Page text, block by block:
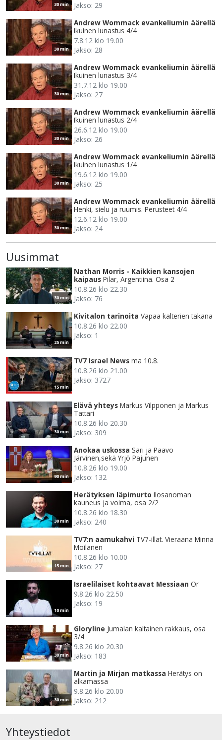
30 min
Jakso: 29
30 min
Andrew Wommack evankeliumin äärellä
Ikuinen lunastus 4/4
7.8.12 klo 19.00
Jakso: 28
30 min
Andrew Wommack evankeliumin äärellä
Ikuinen lunastus 3/4
31.7.12 klo 19.00
Jakso: 27
30 min
Andrew Wommack evankeliumin äärellä
Ikuinen lunastus 2/4
26.6.12 klo 19.00
Jakso: 26
30 min
Andrew Wommack evankeliumin äärellä
Ikuinen lunastus 1/4
19.6.12 klo 19.00
Jakso: 25
30 min
Andrew Wommack evankeliumin äärellä
Henki, sielu ja ruumis. Perusteet 4/4
12.6.12 klo 19.00
Jakso: 24
Uusimmat
30 min
Nathan Morris - Kaikkien kansojen
kaipaus Pilar, Argentiina. Osa 2
10.8.26 klo 22.30
Jakso: 76
25 min
Kivitalon tarinoita Vapaa kalterien takana
10.8.26 klo 22.00
Jakso: 1
15 min
TV7 Israel News ma 10.8.
10.8.26 klo 21.00
Jakso: 3727
30 min
Elävä yhteys Markus Vilpponen ja Markus
Tattari
10.8.26 klo 20.30
Jakso: 309
90 min
Anokaa uskossa Sari ja Paavo
Järvinen,sekä Yrjö Pajunen
10.8.26 klo 19.00
Jakso: 132
30 min
Herätyksen läpimurto Ilosanoman
kauneus ja voima, osa 2/2
10.8.26 klo 18.30
Jakso: 240
15 min
TV7:n aamukahvi TV7-illat. Vieraana Minna
Moilanen
10.8.26 klo 10.00
Jakso: 27
10 min
Israelilaiset kohtaavat Messiaan Or
9.8.26 klo 22.50
Jakso: 19
30 min
Gloryline Jumalan kaltainen rakkaus, osa
3/4
9.8.26 klo 20.30
Jakso: 183
30 min
Martin ja Mirjan matkassa Herätys on
alkamassa
9.8.26 klo 20.00
Jakso: 212
Yhteystiedot